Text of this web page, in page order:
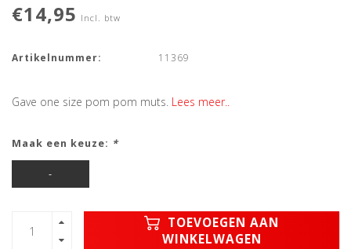
€14,95 Incl. btw
Artikelnummer: 11369
Gave one size pom pom muts. Lees meer..
Maak een keuze: *
-
TOEVOEGEN AAN
WINKELWAGEN